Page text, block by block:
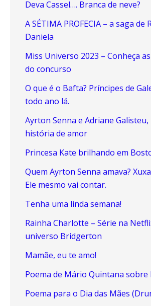
Deva Cassel…. Branca de neve?
A SÉTIMA PROFECIA – a saga de
Daniela
Miss Universo 2023 – Conheça
do concurso
O que é o Bafta? Príncipes de
todo ano lá.
Ayrton Senna e Adriane Galisteu,
história de amor
Princesa Kate brilhando em
Quem Ayrton Senna amava?
Ele mesmo vai contar.
Tenha uma linda semana!
Rainha Charlotte – Série na
universo Bridgerton
Mamãe, eu te amo!
Poema de Mário Quintana sobre
Poema para o Dia das Mães